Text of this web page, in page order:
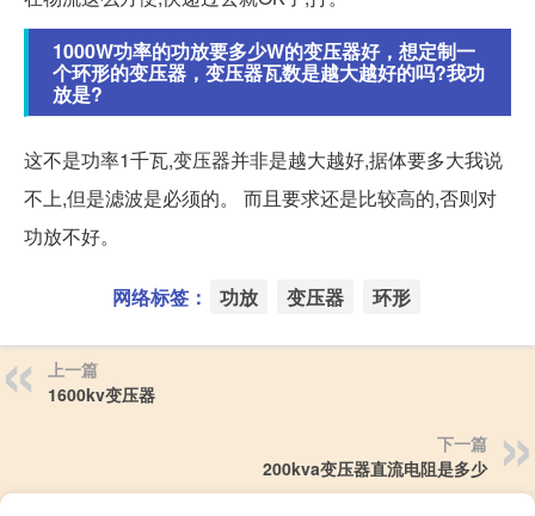
1000W功率的功放要多少W的变压器好，想定制一
个环形的变压器，变压器瓦数是越大越好的吗?我功
放是?
这不是功率1千瓦,变压器并非是越大越好,据体要多大我说
不上,但是滤波是必须的。 而且要求还是比较高的,否则对
功放不好。
网络标签： 功放 变压器 环形
上一篇
1600kv变压器
下一篇
200kva变压器直流电阻是多少